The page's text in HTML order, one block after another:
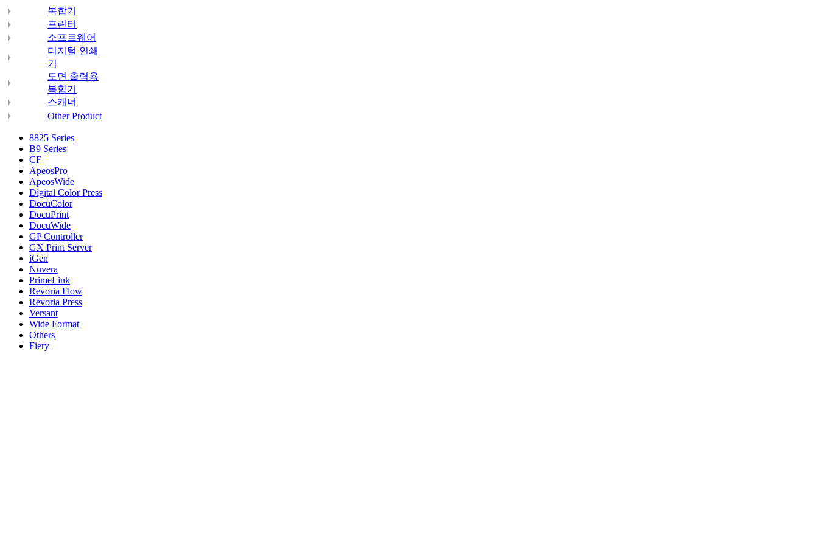
복합기
프린터
소프트웨어
디지털 인쇄
기
도면 출력용
복합기
스캐너
Other Product
8825 Series
B9 Series
CF
ApeosPro
ApeosWide
Digital Color Press
DocuColor
DocuPrint
DocuWide
GP Controller
GX Print Server
iGen
Nuvera
PrimeLink
Revoria Flow
Revoria Press
Versant
Wide Format
Others
Fiery